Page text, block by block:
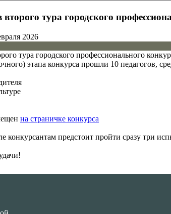
тура городского
2026
тура городского профессионального
этапа конкурса прошли 10 педагогов,
на страничке конкурса
конкурсантам предстоит пройти сразу три